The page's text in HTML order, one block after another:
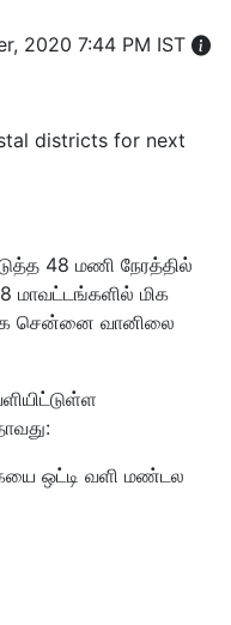
2020 7:44 PM IST
48 மணி நேரத்தில்
மாவட்டங்களில் மிக
சென்னை வானிலை
ஒட்டி வளி மண்டல